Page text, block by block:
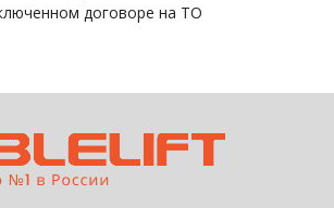
договоре на ТО